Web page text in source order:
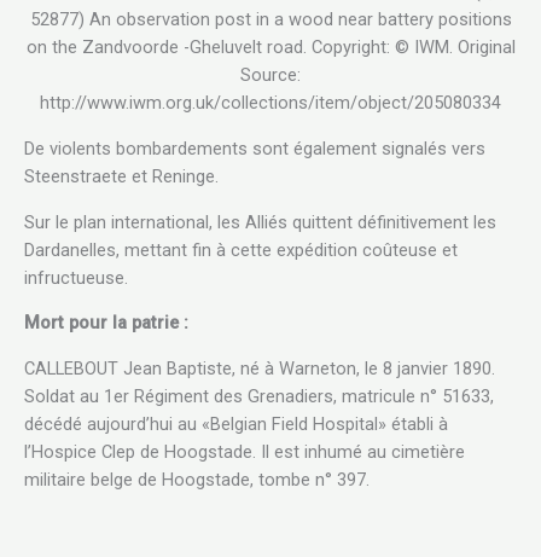
52877) An observation post in a wood near battery positions
on the Zandvoorde -Gheluvelt road. Copyright: © IWM. Original
Source:
http://www.iwm.org.uk/collections/item/object/205080334
De violents bombardements sont également signalés vers
Steenstraete et Reninge.
Sur le plan international, les Alliés quittent définitivement les
Dardanelles, mettant fin à cette expédition coûteuse et
infructueuse.
Mort pour la patrie :
CALLEBOUT Jean Baptiste, né à Warneton, le 8 janvier 1890.
Soldat au 1er Régiment des Grenadiers, matricule n° 51633,
décédé aujourd’hui au «Belgian Field Hospital» établi à
l’Hospice Clep de Hoogstade. Il est inhumé au cimetière
militaire belge de Hoogstade, tombe n° 397.